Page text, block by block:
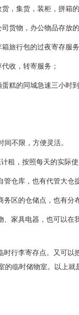
，集货，装柜，拼
货物，办公物品存放
旅行包的过夜寄存服务
收，转寄服务；
糕的同城急速三小时
不限，方便灵活。
租，按照每天的实际使
仓库，也有代管大仓
区的仓储点，也有分
家具电器，也可以
行李寄存点。又可
临时储物室。以上就